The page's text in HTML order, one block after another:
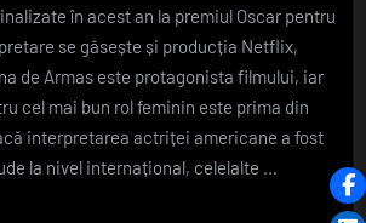
Oscar
și
Zmeura
de
în acest an la premiul Oscar pentru
se găsește și producția Netflix,
de Armas este protagonista filmului, iar
cel mai bun rol feminin este prima din
interpretarea actriței americane a fost
la nivel internațional, celelalte …